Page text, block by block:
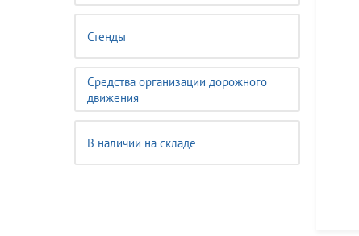
Стенды
Средства организации дорожного
движения
В наличии на складе